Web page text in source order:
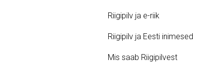
Riigipilv ja e-riik
Riigipilv ja Eesti inimesed
Mis saab Riigipilvest